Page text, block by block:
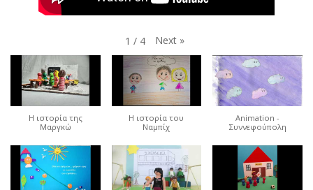
1 / 4 Next »
Η ιστορία της
Μαργκώ
Η ιστορία του
Ναμπίχ
Animation -
Συννεφούπολη